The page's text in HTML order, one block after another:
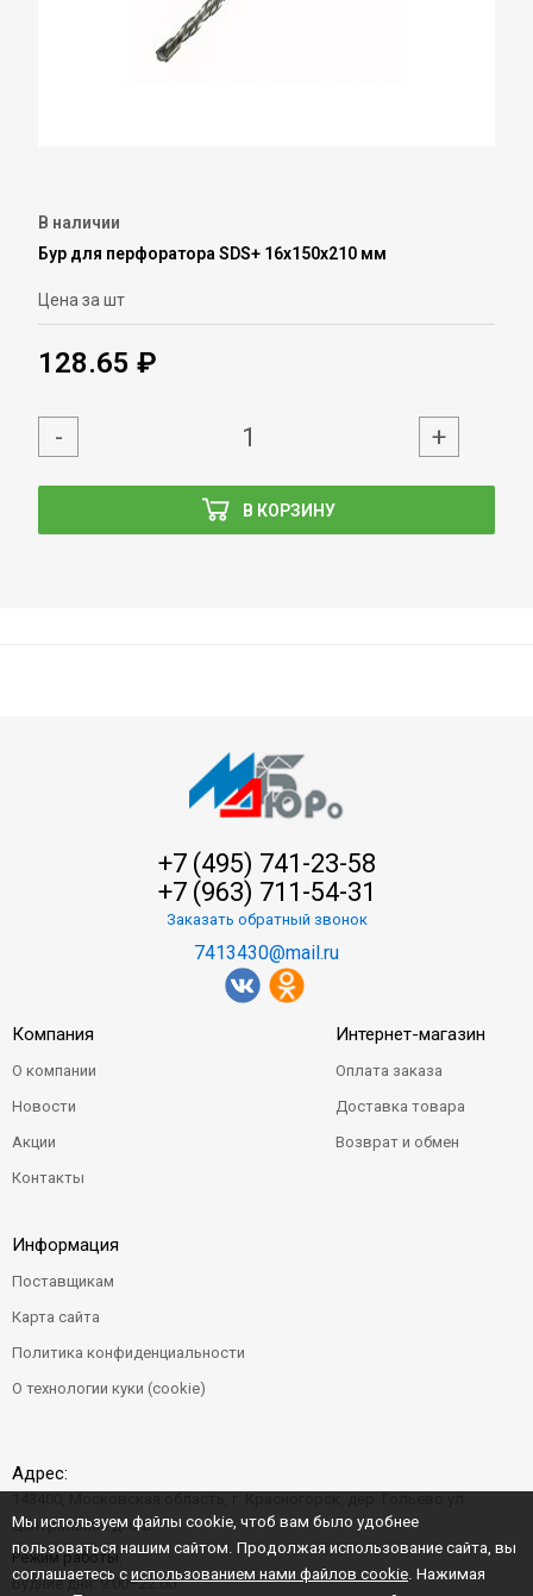
В наличии
Бур для перфоратора SDS+ 16х150х210 мм
Цена за шт
128.65 ₽
В КОРЗИНУ
- +
+7 (495) 741-23-58
+7 (963) 711-54-31
Заказать обратный звонок
7413430@mail.ru
Компания
О компании
Новости
Акции
Контакты
Интернет-магазин
Оплата заказа
Доставка товара
Возврат и обмен
Информация
Поставщикам
Карта сайта
Политика конфиденциальности
О технологии куки (cookie)
Адрес:
Центральная д. 6"Б"
Режим работы:
Будние дни: 9:00–22:00
Мы используем файлы cookie, чтоб вам было удобнее
пользоваться нашим сайтом. Продолжая использование сайта, вы
соглашаетесь с использованием нами файлов cookie . Нажимая